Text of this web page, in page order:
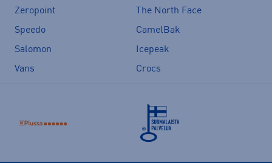
Zeropoint
The North Face
Speedo
CamelBak
Salomon
Icepeak
Vans
Crocs